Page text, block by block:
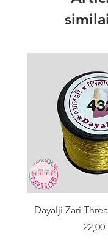
Dayalji Zari
Prix
22,00